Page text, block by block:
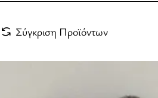
Σύγκριση Προϊόντων